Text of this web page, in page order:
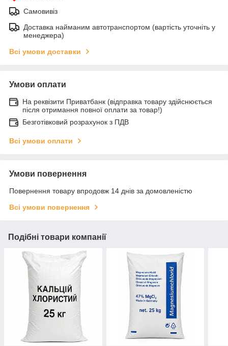
Самовивіз
Доставка найманим автотранспортом (вартість уточніть у
менеджера)
Всі умови доставки
Умови оплати
На реквізити Приватбанк (відправка товару здійснюється
після отримання повної оплати за товар!)
Безготівковий розрахунок з ПДВ
Всі умови оплати
Умови повернення
Повернення товару впродовж 14 днів за домовленістю
Всі умови повернення
Подібні товари компанії